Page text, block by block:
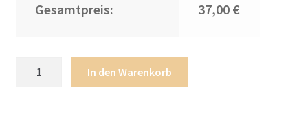
Gesamtpreis: 37,00 €
In den Warenkorb